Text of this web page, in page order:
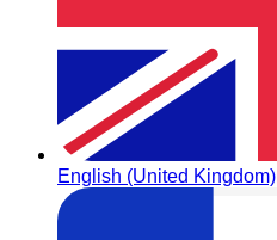
English (United Kingdom)